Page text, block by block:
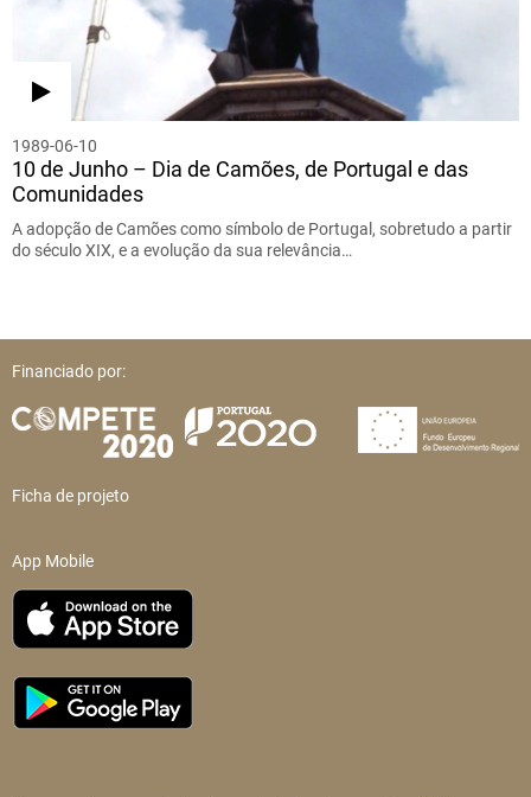
1989-06-10
10 de Junho – Dia de Camões, de Portugal e das
Comunidades
A adopção de Camões como símbolo de Portugal, sobretudo a partir
do século XIX, e a evolução da sua relevância…
Financiado por:
Ficha de projeto
App Mobile